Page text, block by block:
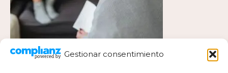
Gestionar consentimiento